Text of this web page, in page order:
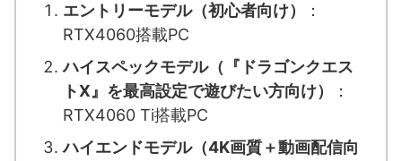
エントリーモデル（初心者向け）
：
RTX4060搭載PC
ハイスペックモデル（『ドラゴンクエス
トX』を最高設定で遊びたい方向け）
：
RTX4060 Ti搭載PC
ハイエンドモデル（4K画質＋動画配信向